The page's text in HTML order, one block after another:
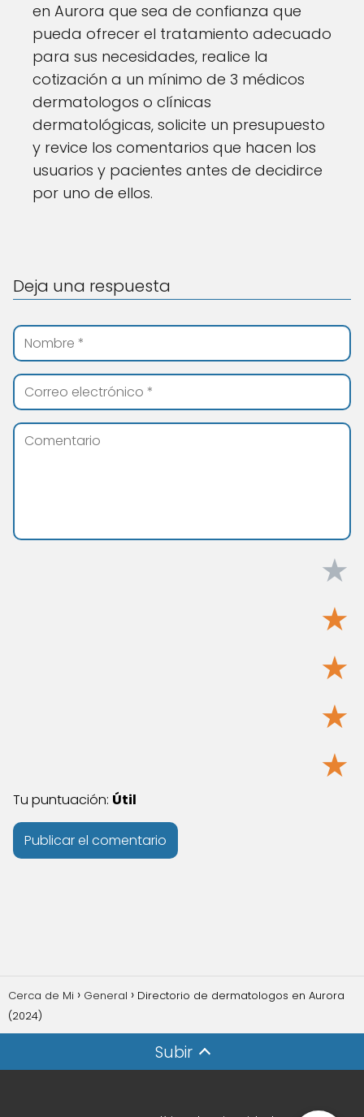
en Aurora que sea de confianza que
pueda ofrecer el tratamiento adecuado
para sus necesidades, realice la
cotización a un mínimo de 3 médicos
dermatologos o clínicas
dermatológicas, solicite un presupuesto
y revice los comentarios que hacen los
usuarios y pacientes antes de decidirce
por uno de ellos.
Deja una respuesta
★
★
★
★
★
Tu puntuación: Útil
Cerca de Mi General
Directorio de dermatologos en Aurora
(2024)
Subir